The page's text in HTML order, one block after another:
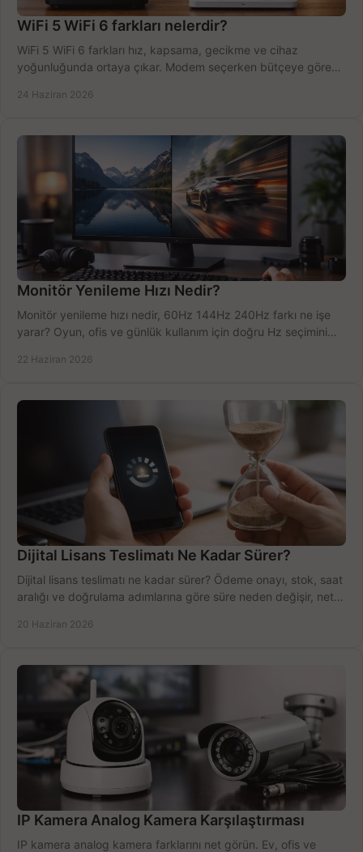
WiFi 5 WiFi 6 farkları nelerdir?
WiFi 5 WiFi 6 farkları hız, kapsama, gecikme ve cihaz
yoğunluğunda ortaya çıkar. Modem seçerken bütçeye göre
24 Haziran 2026
Monitör Yenileme Hızı Nedir?
Monitör yenileme hızı nedir, 60Hz 144Hz 240Hz farkı ne işe
yarar? Oyun, ofis ve günlük kullanım için doğru Hz seçimini
22 Haziran 2026
Dijital Lisans Teslimatı Ne Kadar Sürer?
Dijital lisans teslimatı ne kadar sürer? Ödeme onayı, stok, saat
aralığı ve doğrulama adımlarına göre süre neden değişir, net
20 Haziran 2026
IP Kamera Analog Kamera Karşılaştırması
IP kamera analog kamera farklarını net görün. Ev, ofis ve